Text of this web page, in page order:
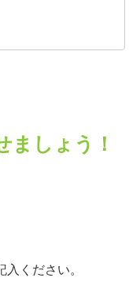
ましょう！
ください。